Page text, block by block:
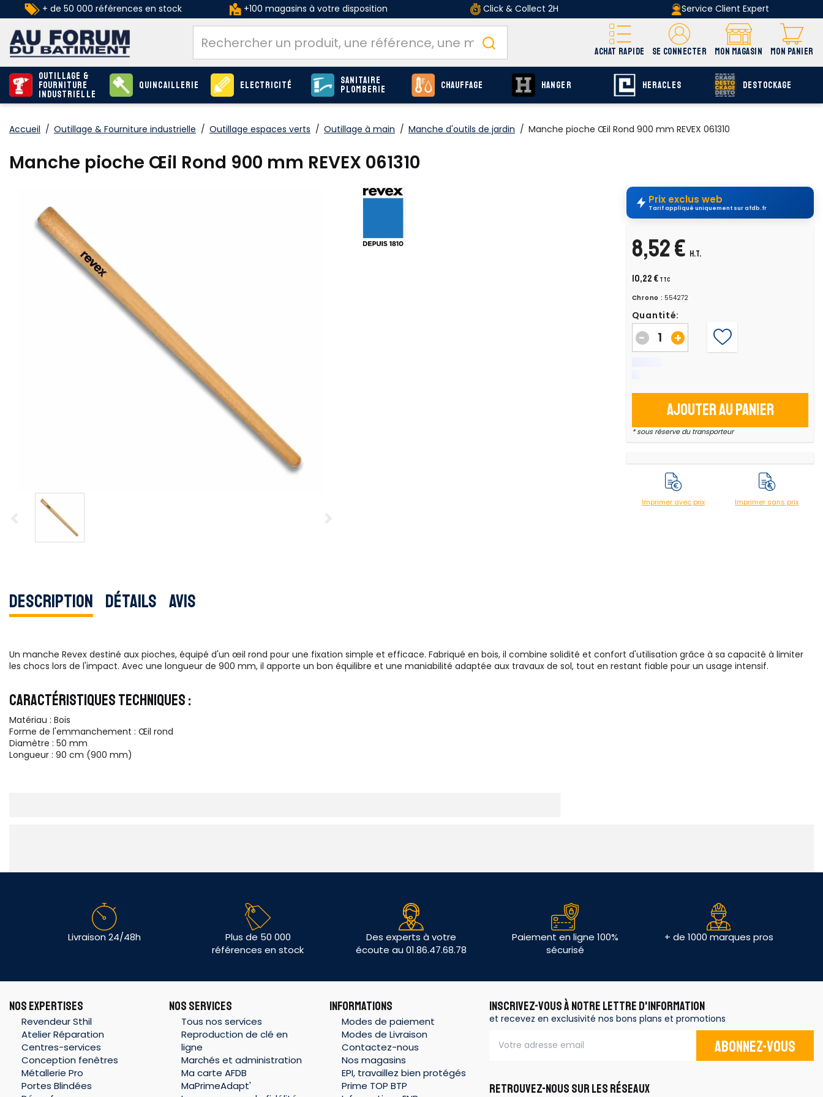
+ de 50 000 références en stock +100 magasins à votre disposition Click & Collect 2H Service Client Expert
ACHAT RAPIDE SE CONNECTER MON MAGASIN MON PANIER
Outillage &
Fourniture
industrielle
Quincaillerie Electricité Sanitaire
Plomberie Chauffage HANGER HERACLES DESTOCKAGE
Accueil / Outillage & Fourniture industrielle / Outillage espaces verts / Outillage à main / Manche d'outils de jardin / Manche pioche Œil Rond 900 mm REVEX 061310
Manche pioche Œil Rond 900 mm REVEX 061310
Prix exclus web
Tarif appliqué uniquement sur afdb.fr
8,52 € H.T.
10,22 € TTC
Chrono : 554272
Quantité:
+
-
Ajouter au panier
* sous réserve du transporteur
Imprimer avec prix Imprimer sans prix
Description Détails Avis
Un manche Revex destiné aux pioches, équipé d'un œil rond pour une fixation simple et efficace. Fabriqué en bois, il combine solidité et confort d'utilisation grâce à sa capacité à limiter
les chocs lors de l'impact. Avec une longueur de 900 mm, il apporte un bon équilibre et une maniabilité adaptée aux travaux de sol, tout en restant fiable pour un usage intensif.
CARACTÉRISTIQUES TECHNIQUES :
Matériau : Bois
Forme de l'emmanchement : Œil rond
Diamètre : 50 mm
Longueur : 90 cm (900 mm)
Livraison 24/48h
Plus de 50 000
références en stock
Des experts à votre
écoute au 01.86.47.68.78
Paiement en ligne 100%
sécurisé
+ de 1000 marques pros
NOS EXPERTISES
Revendeur Sthil
Atelier Réparation
Centres-services
Conception fenêtres
Métallerie Pro
Portes Blindées
NOS SERVICES
Tous nos services
Reproduction de clé en
ligne
Marchés et administration
Ma carte AFDB
MaPrimeAdapt'
INFORMATIONS
Modes de paiement
Modes de Livraison
Contactez-nous
Nos magasins
EPI, travaillez bien protégés
Prime TOP BTP
INSCRIVEZ-VOUS À NOTRE LETTRE D'INFORMATION
et recevez en exclusivité nos bons plans et promotions
Abonnez-vous
RETROUVEZ-NOUS SUR LES RÉSEAUX